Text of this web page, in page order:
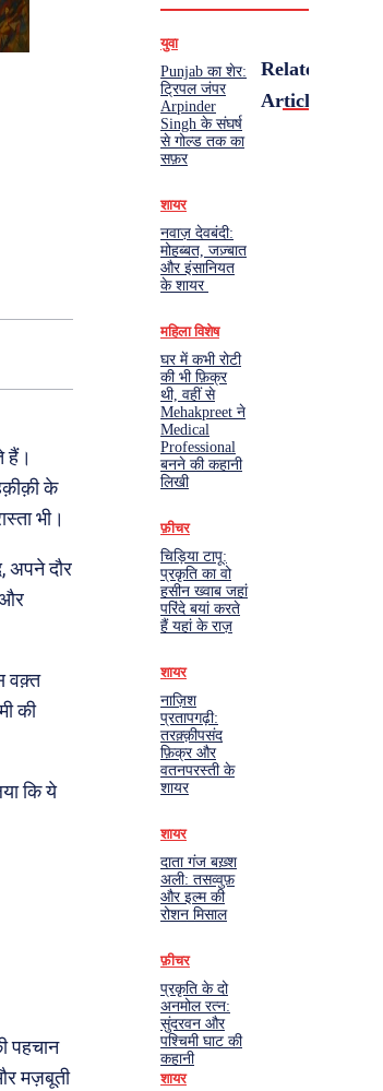
हैं।
के
भी।
अपने दौर
वक़्त
की
कि ये
पहचान
मज़बूती
युवा
Punjab का शेर:
ट्रिपल जंपर
Arpinder
Singh के संघर्ष
से गोल्ड तक का
सफ़र
शायर
नवाज़ देवबंदी:
मोहब्बत, जज़्बात
और इंसानियत
के शायर
महिला विशेष
घर में कभी रोटी
की भी फ़िक्र
थी, वहीं से
Mehakpreet ने
Medical
Professional
बनने की कहानी
लिखी
फ़ीचर
चिड़िया टापू:
प्रकृति का वो
हसीन ख्वाब जहां
परिंदे बयां करते
हैं यहां के राज़
शायर
नाज़िश
प्रतापगढ़ी:
तरक़्क़ीपसंद
फ़िक्र और
वतनपरस्ती के
शायर
शायर
दाता गंज बख़्श
अली: तसव्वुफ़
और इल्म की
रोशन मिसाल
फ़ीचर
प्रकृति के दो
अनमोल रत्न:
सुंदरवन और
पश्चिमी घाट की
कहानी
शायर
Related
Articles